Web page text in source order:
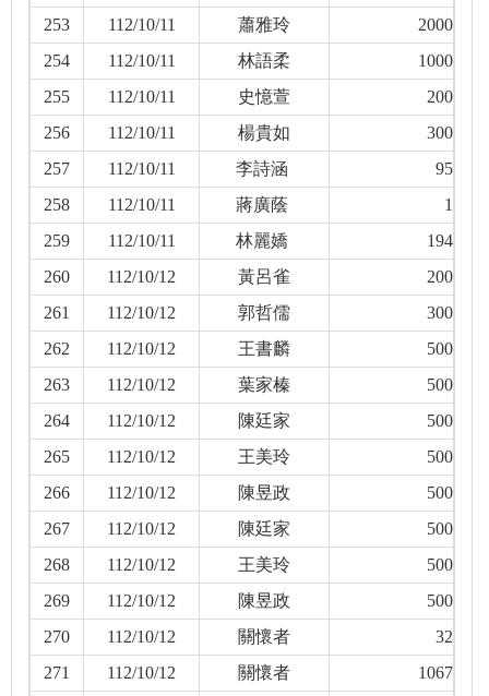
253
112/10/11 蕭雅玲
2000
254
112/10/11 林語柔
1000
255
112/10/11 史憶萱
200
256
112/10/11 楊貴如
300
257
112/10/11 李詩涵
95
258
112/10/11 蔣廣蔭
1
259
112/10/11 林麗嬌
194
260
112/10/12 黃呂雀
200
261
112/10/12 郭哲儒
300
262
112/10/12 王書麟
500
263
112/10/12 葉家榛
500
264
112/10/12 陳廷家
500
265
112/10/12 王美玲
500
266
112/10/12 陳昱政
500
267
112/10/12 陳廷家
500
268
112/10/12 王美玲
500
269
112/10/12 陳昱政
500
270
112/10/12 關懷者
32
271
112/10/12 關懷者
1067